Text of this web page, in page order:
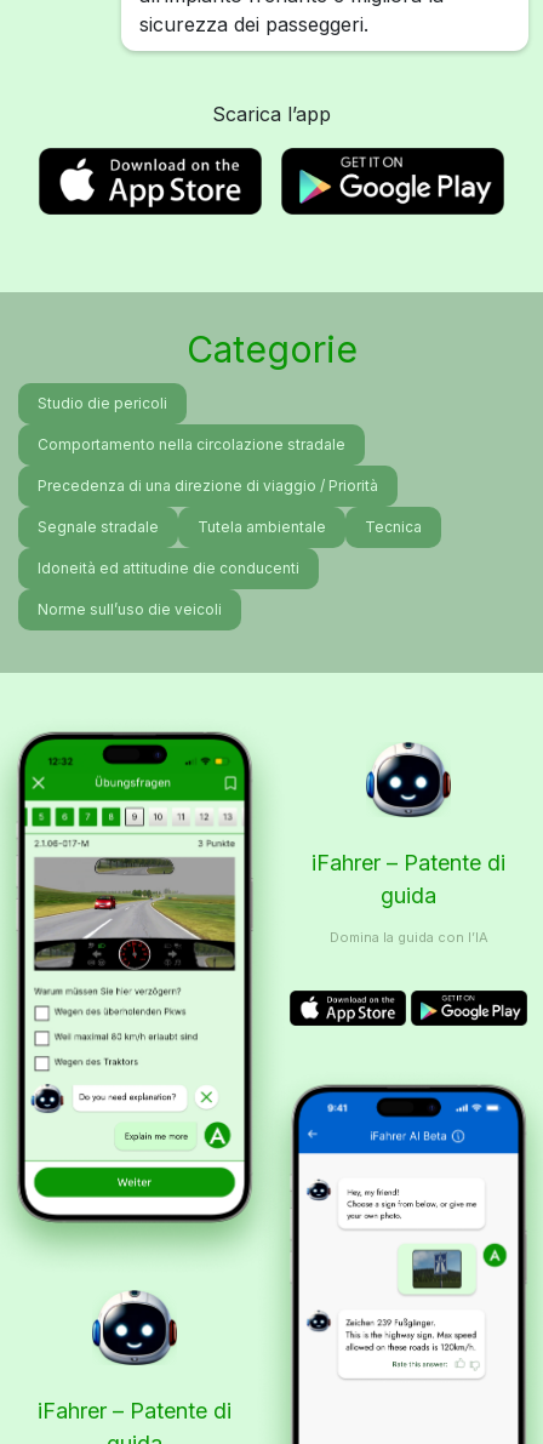
sicurezza dei passeggeri.
Scarica l’app
Categorie
Studio die pericoli
Comportamento nella circolazione stradale
Precedenza di una direzione di viaggio / Priorità
Segnale stradale Tutela ambientale Tecnica
Idoneità ed attitudine die conducenti
Norme sull’uso die veicoli
iFahrer – Patente di
iFahrer – Patente di
guida
Domina la guida con l’IA